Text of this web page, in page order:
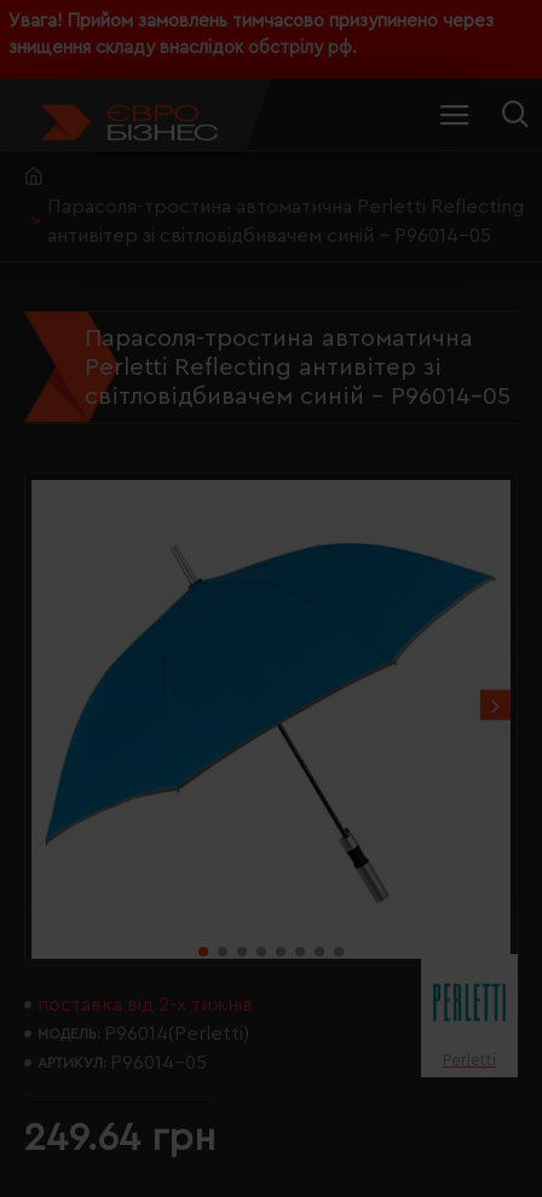
Увага! Прийом замовлень тимчасово призупинено через
знищення складу внаслідок обстрілу рф.
Парасоля-тростина автоматична Perletti Reflecting
антивітер зі світловідбивачем синій - P96014-05
Парасоля-тростина автоматична
Perletti Reflecting антивітер зі
світловідбивачем синій - P96014-05
поставка від 2-х тижнів
МОДЕЛЬ: P96014(Perletti)
АРТИКУЛ: P96014-05 Perletti
249.64 грн